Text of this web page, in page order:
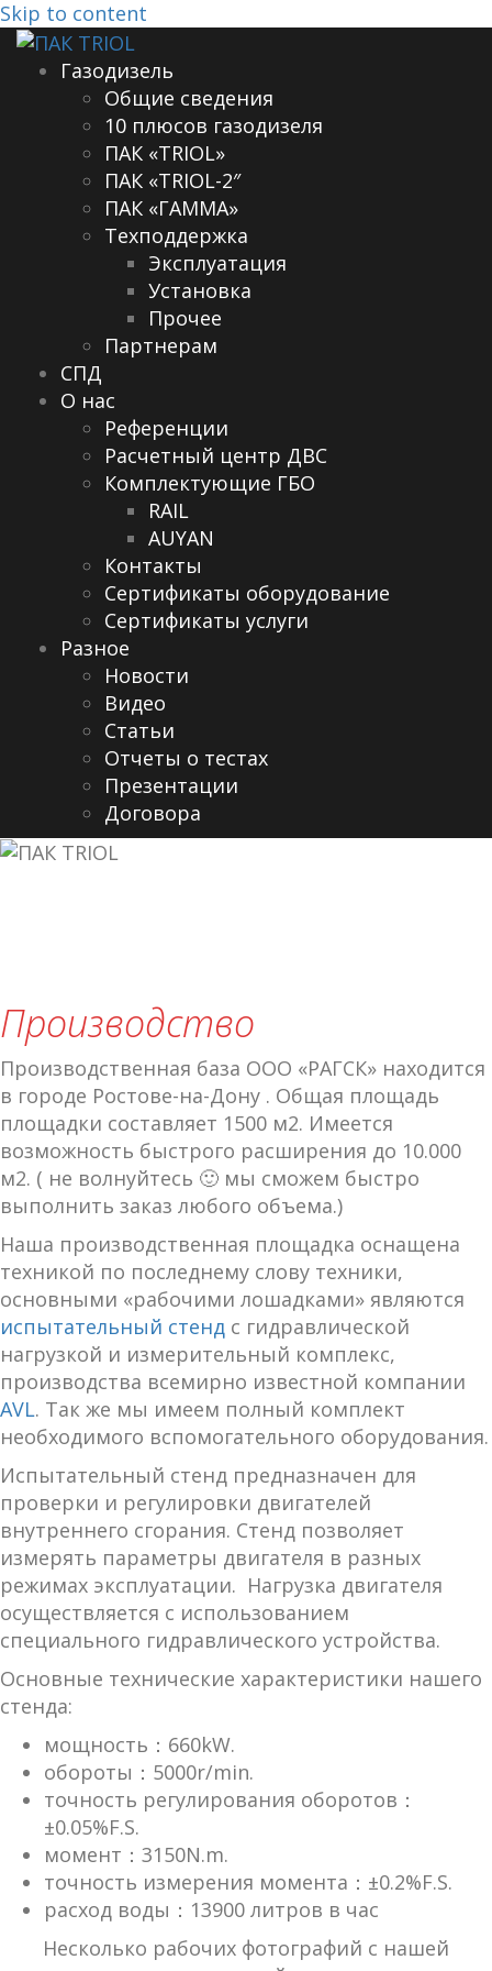
Skip to content
Газодизель
Общие сведения
10 плюсов газодизеля
ПАК «TRIOL»
ПАК «TRIOL-2″
ПАК «ГАММА»
Техподдержка
Эксплуатация
Установка
Прочее
Партнерам
СПД
О нас
Референции
Расчетный центр ДВС
Комплектующие ГБО
RAIL
AUYAN
Контакты
Сертификаты оборудование
Сертификаты услуги
Разное
Новости
Видео
Cтатьи
Отчеты о тестах
Презентации
Договора
Производство
Производственная база ООО «РАГСК» находится
в городе Ростове-на-Дону . Общая площадь
площадки составляет 1500 м2. Имеется
возможность быстрого расширения до 10.000
м2. ( не волнуйтесь 🙂 мы сможем быстро
выполнить заказ любого объема.)
Наша производственная площадка оснащена
техникой по последнему слову техники,
основными «рабочими лошадками» являются
испытательный стенд с гидравлической
нагрузкой и измерительный комплекс,
производства всемирно известной компании
AVL. Так же мы имеем полный комплект
необходимого вспомогательного оборудования.
Испытательный стенд предназначен для
проверки и регулировки двигателей
внутреннего сгорания. Стенд позволяет
измерять параметры двигателя в разных
режимах эксплуатации. Нагрузка двигателя
осуществляется с использованием
специального гидравлического устройства.
Основные технические характеристики нашего
стенда:
мощность：660kW.
обороты：5000r/min.
точность регулирования оборотов：
±0.05%F.S.
момент：3150N.m.
точность измерения момента：±0.2%F.S.
расход воды：13900 литров в час
Несколько рабочих фотографий с нашей